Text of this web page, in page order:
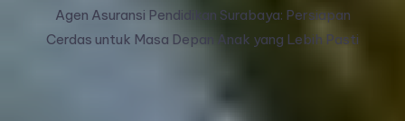
Agen Asuransi Pendidikan Surabaya: Persiapan
Cerdas untuk Masa Depan Anak yang Lebih Pasti